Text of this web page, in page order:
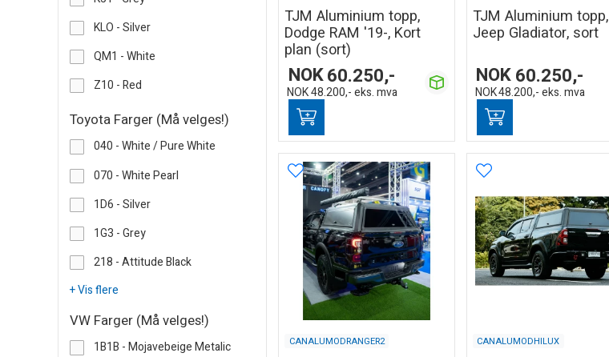
KLO - Silver
QM1 - White
Z10 - Red
Toyota Farger (Må velges!)
040 - White / Pure White
070 - White Pearl
1D6 - Silver
1G3 - Grey
218 - Attitude Black
+ Vis flere
VW Farger (Må velges!)
1B1B - Mojavebeige Metalic
TJM Aluminium topp,
Dodge RAM '19-, Kort
plan (sort)
NOK60.250,-
NOK48.200,-eks. mva
TJM Aluminium topp,
Jeep Gladiator, sort
NOK60.250,-
NOK48.200,- eks. mva
CANALUMODRANGER2 CANALUMODHILUX